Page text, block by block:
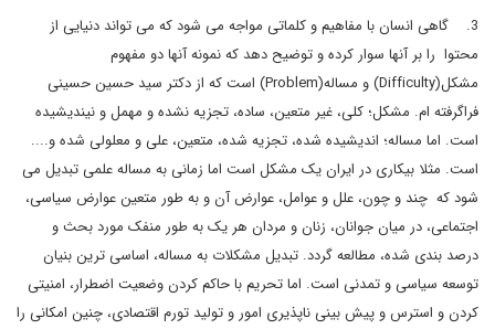
3. گاهی انسان با مفاهیم و کلماتی مواجه می شود که می تواند دنیایی از
محتوا را بر آنها سوار کرده و توضیح دهد که نمونه آنها دو مفهوم
مشکل(Difficulty) و مساله(Problem) است که از دکتر سید حسین حسینی
فراگرفته ام. مشکل؛ کلی، غیر متعین، ساده، تجزیه نشده و مهمل و نیندیشیده
است. اما مساله؛ اندیشیده شده، تجزیه شده، متعین، علی و معلولی شده و....
است. مثلا بیکاری در ایران یک مشکل است اما زمانی به مساله علمی تبدیل می
شود که چند و چون، علل و عوامل، عوارض آن و به طور متعین عوارض سیاسی،
اجتماعی، در میان جوانان، زنان و مردان هر یک به طور منفک مورد بحث و
درصد بندی شده، مطالعه گردد. تبدیل مشکلات به مساله، اساسی ترین بنیان
توسعه سیاسی و تمدنی است. اما تحریم با حاکم کردن وضعیت اضطرار، امنیتی
کردن و استرس و پیش بینی ناپذیری امور و تولید تورم اقتصادی، چنین امکانی را